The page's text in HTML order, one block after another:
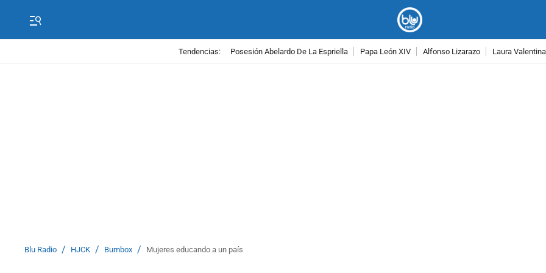
Tendencias: Posesión Abelardo De La Espriella Papa León XIV Alfonso Lizarazo Laura
Blu Radio / HJCK / Bumbox / Mujeres educando a un país